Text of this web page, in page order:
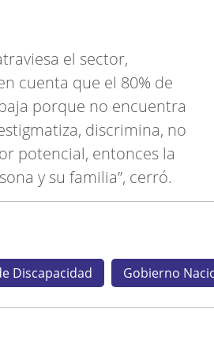
el sector,
cuenta que el 80% de
porque no encuentra
discrimina, no
potencial, entonces la
y su familia”, cerró.
Discapacidad Gobierno